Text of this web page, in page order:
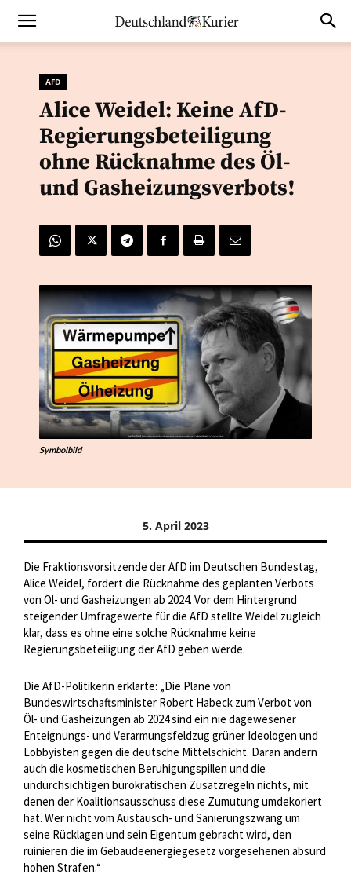
AFD
Alice Weidel: Keine AfD-
Regierungsbeteiligung
ohne Rücknahme des Öl-
und Gasheizungsverbots!
Symbolbild
5. April 2023
Die Fraktionsvorsitzende der AfD im Deutschen Bundestag,
Alice Weidel, fordert die Rücknahme des geplanten Verbots
von Öl- und Gasheizungen ab 2024. Vor dem Hintergrund
steigender Umfragewerte für die AfD stellte Weidel zugleich
klar, dass es ohne eine solche Rücknahme keine
Regierungsbeteiligung der AfD geben werde.
Die AfD-Politikerin erklärte: „Die Pläne von
Bundeswirtschaftsminister Robert Habeck zum Verbot von
Öl- und Gasheizungen ab 2024 sind ein nie dagewesener
Enteignungs- und Verarmungsfeldzug grüner Ideologen und
Lobbyisten gegen die deutsche Mittelschicht. Daran ändern
auch die kosmetischen Beruhigungspillen und die
undurchsichtigen bürokratischen Zusatzregeln nichts, mit
denen der Koalitionsausschuss diese Zumutung umdekoriert
hat. Wer nicht vom Austausch- und Sanierungszwang um
seine Rücklagen und sein Eigentum gebracht wird, den
ruinieren die im Gebäudeenergiegesetz vorgesehenen absurd
hohen Strafen.“